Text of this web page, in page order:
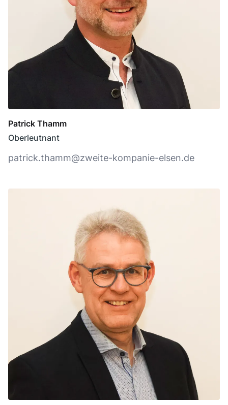
Patrick Thamm
Oberleutnant
patrick.thamm@zweite-kompanie-elsen.de